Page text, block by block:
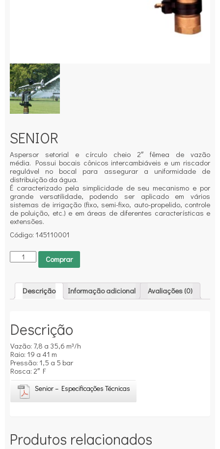
SENIOR
Aspersor setorial e círculo cheio 2″ fêmea de vazão
média. Possui bocais cônicos intercambiáveis e um riscador
regulável no bocal para assegurar a uniformidade de
distribuição da água.
É caracterizado pela simplicidade de seu mecanismo e por
grande versatilidade, podendo ser aplicado em vários
sistemas de irrigação (fixo, semi-fixo, auto-propelido, controle
de poluição, etc.) e em áreas de diferentes características e
extensões.
Código: 145110001
Comprar
Descrição Informação adicional Avaliações (0)
Descrição
Vazão: 7,8 a 35,6 m³/h
Raio: 19 a 41 m
Pressão: 1,5 a 5 bar
Rosca: 2″ F
Senior – Especificações Técnicas
Produtos relacionados